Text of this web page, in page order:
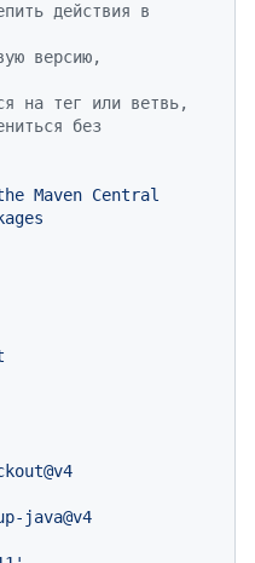
действия в
версию,
на тег или ветвь,
без
Maven Central
java@v4